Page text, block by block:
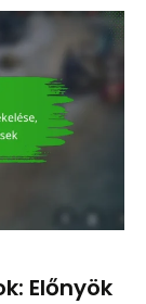
Előnyök